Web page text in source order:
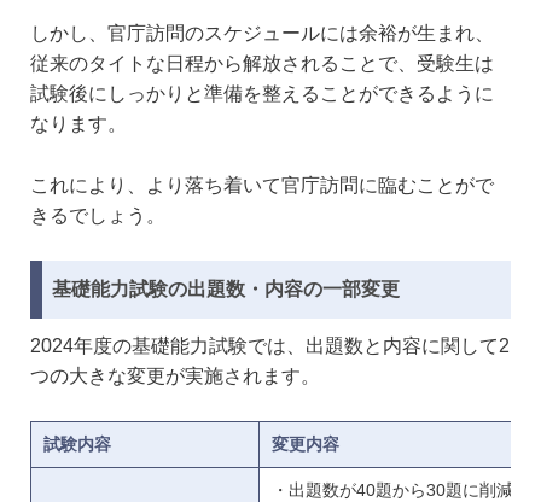
しかし、官庁訪問のスケジュールには余裕が生まれ、
従来のタイトな日程から解放されることで、受験生は
試験後にしっかりと準備を整えることができるように
なります。
これにより、より落ち着いて官庁訪問に臨むことがで
きるでしょう。
基礎能力試験の出題数・内容の一部変更
2024年度の基礎能力試験では、出題数と内容に関して2
つの大きな変更が実施されます。
試験内容 変更内容
・出題数が40題から30題に削減